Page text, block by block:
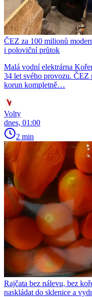
ČEZ za 100 milionů
i poloviční průtok
Malá vodní elektrárna
34 let svého provozu.
korun kompletně…
Volty
dnes, 01:00
2 min
Rajčata bez nálevu, bez
naskládat do sklenice a